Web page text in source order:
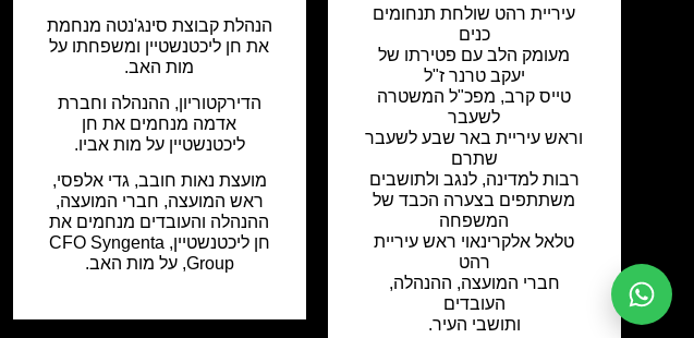
עיריית רהט שולחת תנחומים
כנים
מעומק הלב עם פטירתו של
יעקב טרנר ז"ל
טייס קרב, מפכ"ל המשטרה
לשעבר
וראש עיריית באר שבע לשעבר
שתרם
רבות למדינה, לנגב ולתושבים
משתתפים בצערה הכבד של
המשפחה
טלאל אלקרינאוי ראש עיריית
רהט
חברי המועצה, ההנהלה,
העובדים
ותושבי העיר.
הנהלת קבוצת סינג'נטה מנחמת
את חן ליכטנשטיין ומשפחתו על
מות האב.
הדירקטוריון, ההנהלה וחברת
אדמה מנחמים את חן
ליכטנשטיין על מות אביו.
מועצת נאות חובב, גדי אלפסי,
ראש המועצה, חברי המועצה,
ההנהלה והעובדים מנחמים את
חן ליכטנשטיין, CFO Syngenta
Group, על מות האב.